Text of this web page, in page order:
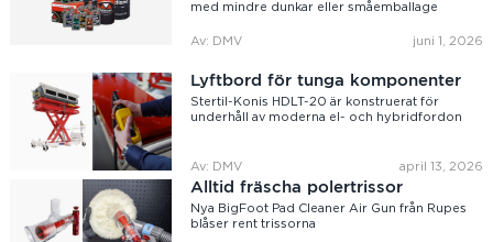
med mindre dunkar eller småemballage
Av: DMV juni 1, 2026
Lyftbord för tunga komponenter
Stertil-Konis HDLT-20 är konstruerat för
underhåll av moderna el- och hybridfordon
Av: DMV april 13, 2026
Alltid fräscha polertrissor
Nya BigFoot Pad Cleaner Air Gun från Rupes
blåser rent trissorna